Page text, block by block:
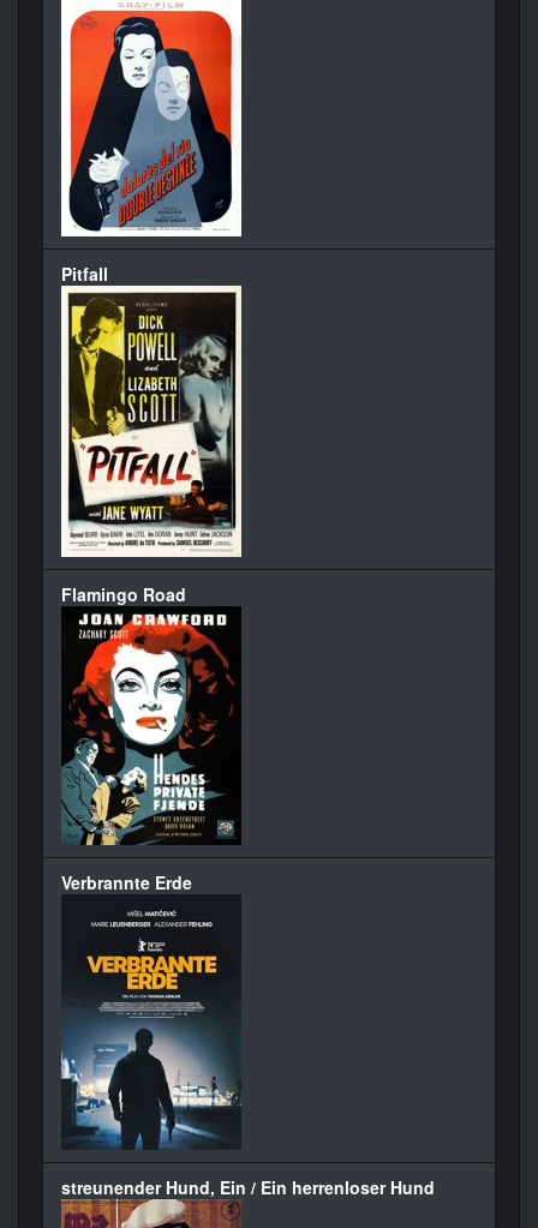
Pitfall
Flamingo Road
Verbrannte Erde
streunender Hund, Ein / Ein herrenloser Hund